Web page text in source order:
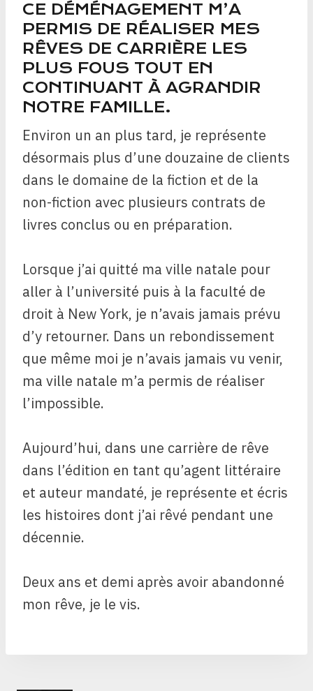
CE DÉMÉNAGEMENT M’A
PERMIS DE RÉALISER MES
RÊVES DE CARRIÈRE LES
PLUS FOUS TOUT EN
CONTINUANT À AGRANDIR
NOTRE FAMILLE.
Environ un an plus tard, je représente
désormais plus d’une douzaine de clients
dans le domaine de la fiction et de la
non-fiction avec plusieurs contrats de
livres conclus ou en préparation.
Lorsque j’ai quitté ma ville natale pour
aller à l’université puis à la faculté de
droit à New York, je n’avais jamais prévu
d’y retourner. Dans un rebondissement
que même moi je n’avais jamais vu venir,
ma ville natale m’a permis de réaliser
l’impossible.
Aujourd’hui, dans une carrière de rêve
dans l’édition en tant qu’agent littéraire
et auteur mandaté, je représente et écris
les histoires dont j’ai rêvé pendant une
décennie.
Deux ans et demi après avoir abandonné
mon rêve, je le vis.